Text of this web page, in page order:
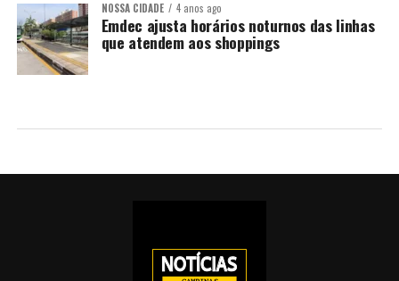
NOSSA CIDADE 4 anos ago
Emdec ajusta horários noturnos das linhas
que atendem aos shoppings